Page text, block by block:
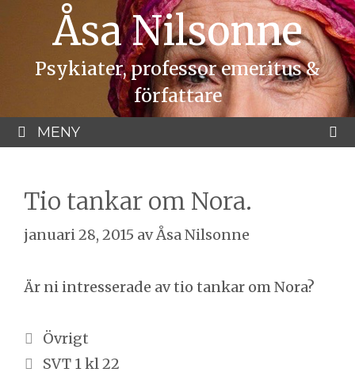
Åsa Nilsonne
Psykiater, professor emeritus &
författare
MENY
Tio tankar om Nora.
januari 28, 2015 avÅsa Nilsonne
Är ni intresserade av tio tankar om Nora?
Kategorier
Övrigt
Inläggsnavigering
SVT 1 kl 22